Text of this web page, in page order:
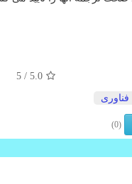
5.0
/ 5
فناوری
(0)